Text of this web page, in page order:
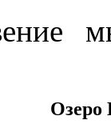
Озеро